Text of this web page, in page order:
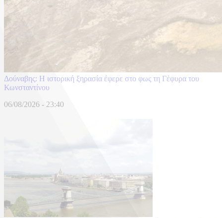
Δούναβης: Η ιστορική ξηρασία έφερε στο φως τη Γέφυρα του
Κωνσταντίνου
06/08/2026 - 23:40